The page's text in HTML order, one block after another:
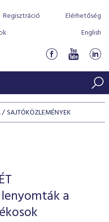
Regisztráció
Elérhetőség
English
tőzsdei bevezetését
SAJTÓKÖZLEMÉNYEK
a